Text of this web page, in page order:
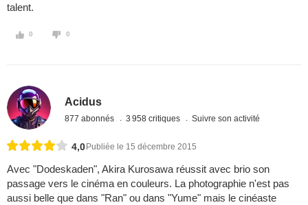
talent.
0 0
Acidus
877 abonnés 3 958 critiques Suivre son activité
4,0 Publiée le 15 décembre 2015
Avec "Dodeskaden", Akira Kurosawa réussit avec brio son
passage vers le cinéma en couleurs. La photographie n'est pas
aussi belle que dans "Ran" ou dans "Yume" mais le cinéaste